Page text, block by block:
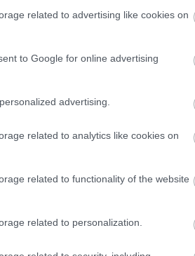
related to advertising like cookies on
to Google for online advertising
advertising.
related to analytics like cookies on
related to functionality of the website
related to personalization.
az SZTE
amely milliók
aktív mozgást.
oldalán megkötött
megnyerő Olaszország sem.
ingyenes
energiakrízis